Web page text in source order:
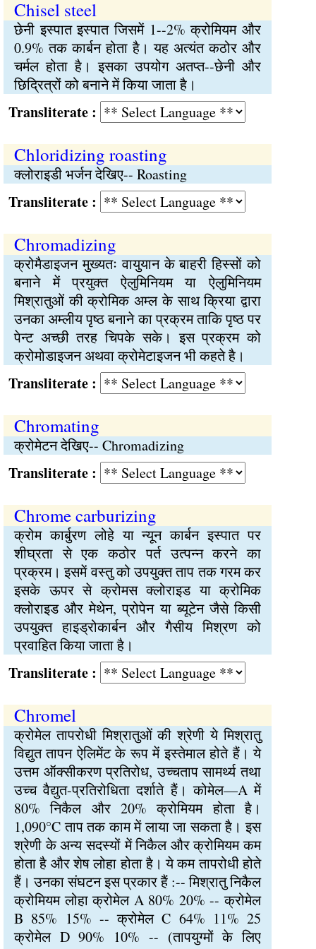
Chisel steel
छेनी इस्पात इस्पात जिसमें 1--2% क्रोमियम और
0.9% तक कार्बन होता है। यह अत्यंत कठोर और
चर्मल होता है। इसका उपयोग अतप्त--छेनी और
छिद्रित्रों को बनाने में किया जाता है।
:
Chloridizing roasting
क्लोराइडी भर्जन देखिए-- Roasting
:
Chromadizing
क्रोमैडाइजन मुख्यतः वायुयान के बाहरी हिस्सों को
बनाने में प्रयुक्त ऐलुमिनियम या ऐलुमिनियम
मिश्रातुओं की क्रोमिक अम्ल के साथ क्रिया द्वारा
उनका अम्लीय पृष्ठ बनाने का प्रक्रम ताकि पृष्ठ पर
पेन्ट अच्छी तरह चिपके सके। इस प्रक्रम को
क्रोमोडाइजन अथवा क्रोमेटाइजन भी कहते है।
:
Chromating
क्रोमेटन देखिए-- Chromadizing
:
Chrome carburizing
क्रोम कार्बुरण लोहे या न्यून कार्बन इस्पात पर
शीघ्रता से एक कठोर पर्त उत्पन्न करने का
प्रक्रम। इसमें वस्तु को उपयुक्त ताप तक गरम कर
इसके ऊपर से क्रोमस क्लोराइड या क्रोमिक
क्लोराइड और मेथेन, प्रोपेन या ब्यूटेन जैसे किसी
उपयुक्त हाइड्रोकार्बन और गैसीय मिश्रण को
प्रवाहित किया जाता है।
:
Chromel
क्रोमेल तापरोधी मिश्रातुओं की श्रेणी ये मिश्रातु
विद्युत तापन ऐलिमेंट के रूप में इस्तेमाल होते हैं। ये
उत्तम ऑक्सीकरण प्रतिरोध, उच्चताप सामर्थ्य तथा
उच्च वैद्युत-प्रतिरोधिता दर्शाते हैं। कोमेल—A में
80% निकैल और 20% क्रोमियम होता है।
1,090°C ताप तक काम में लाया जा सकता है। इस
श्रेणी के अन्य सदस्यों में निकैल और क्रोमियम कम
होता है और शेष लोहा होता है। ये कम तापरोधी होते
हैं। उनका संघटन इस प्रकार हैं :-- मिश्रातु निकैल
क्रोमियम लोहा क्रोमेल A 80% 20% -- क्रोमेल
B 85% 15% -- क्रोमेल C 64% 11% 25
क्रोमेल D 90% 10% -- (तापयुग्मों के लिए